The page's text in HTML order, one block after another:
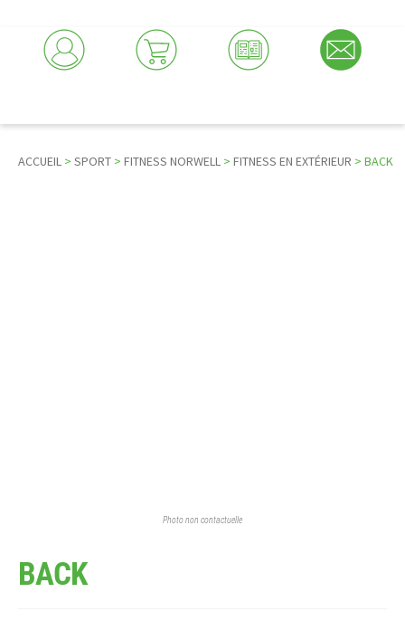
ACCUEIL >SPORT >FITNESS NORWELL >FITNESS EN EXTÉRIEUR > BACK
Photo non contactuelle
BACK